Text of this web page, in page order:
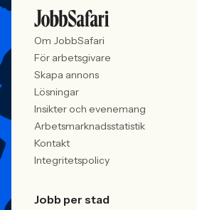
Om JobbSafari
För arbetsgivare
Skapa annons
Lösningar
Insikter och evenemang
Arbetsmarknadsstatistik
Kontakt
Integritetspolicy
Jobb per stad